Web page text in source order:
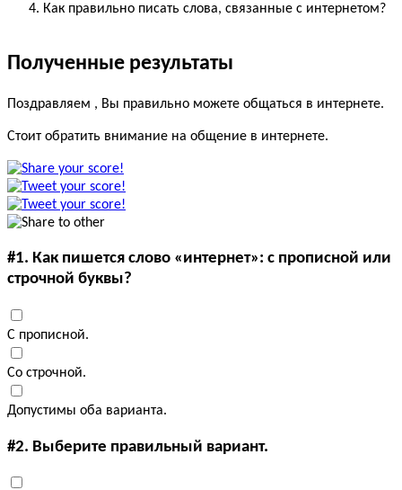
Как правильно писать слова, связанные с интернетом?
Полученные результаты
Поздравляем , Вы правильно можете общаться в интернете.
Стоит обратить внимание на общение в интернете.
#1. Как пишется слово «интернет»: с прописной или
строчной буквы?
С прописной.
Со строчной.
Допустимы оба варианта.
#2. Выберите правильный вариант.